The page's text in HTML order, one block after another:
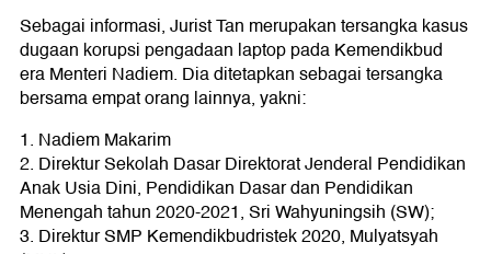
Sebagai informasi, Jurist Tan merupakan tersangka kasus
dugaan korupsi pengadaan laptop pada Kemendikbud
era Menteri Nadiem. Dia ditetapkan sebagai tersangka
bersama empat orang lainnya, yakni:
1. Nadiem Makarim
2. Direktur Sekolah Dasar Direktorat Jenderal Pendidikan
Anak Usia Dini, Pendidikan Dasar dan Pendidikan
Menengah tahun 2020-2021, Sri Wahyuningsih (SW);
3. Direktur SMP Kemendikbudristek 2020, Mulyatsyah